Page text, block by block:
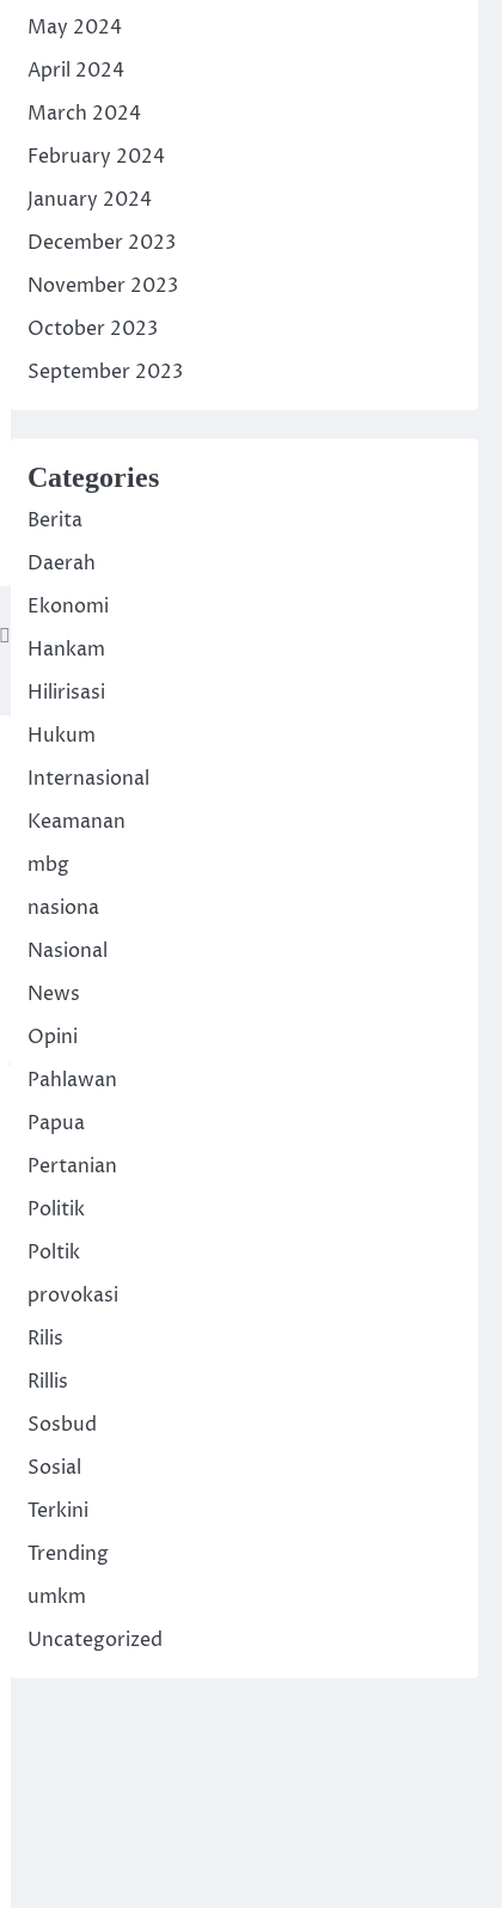
May 2024
April 2024
March 2024
February 2024
January 2024
December 2023
November 2023
October 2023
September 2023
Categories
Berita
Daerah
Ekonomi
Hankam
Hilirisasi
Hukum
Internasional
Keamanan
mbg
nasiona
Nasional
News
Opini
Pahlawan
Papua
Pertanian
Politik
Poltik
provokasi
Rilis
Rillis
Sosbud
Sosial
Terkini
Trending
umkm
Uncategorized